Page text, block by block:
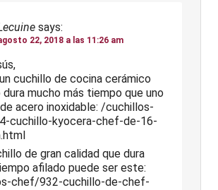
says:
22, 2018 a las 11:26 am
cuchillo de cocina cerámico
mucho más tiempo que uno
acero inoxidable: /cuchillos-
cuchillo-kyocera-chef-de-16-
de gran calidad que dura
afilado puede ser este:
chef/932-cuchillo-de-chef-